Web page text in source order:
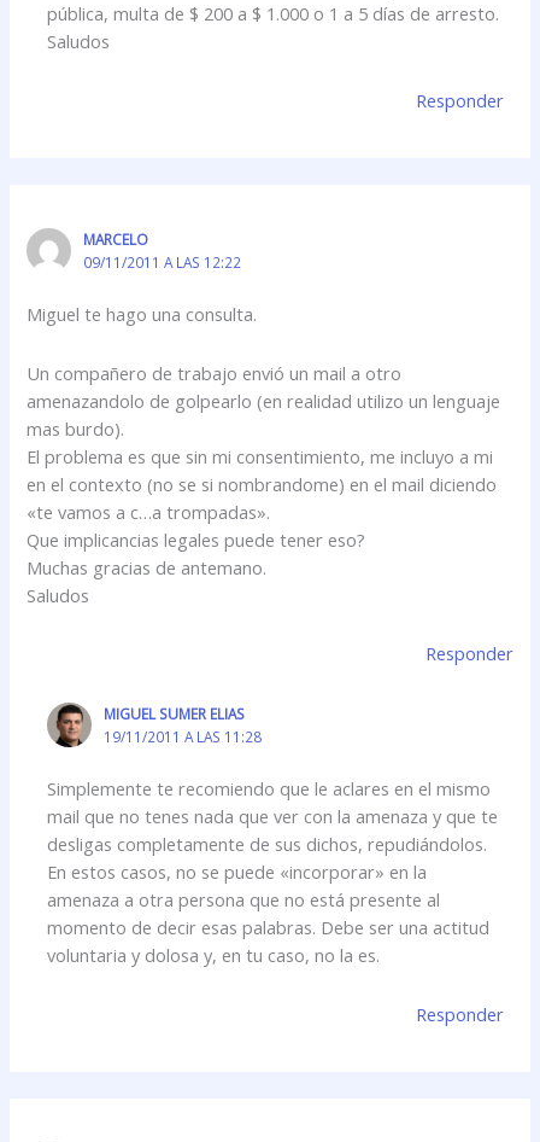
pública, multa de $ 200 a $ 1.000 o 1 a 5 días de arresto.
Saludos
Responder
MARCELO
09/11/2011 A LAS 12:22
Miguel te hago una consulta.
Un compañero de trabajo envió un mail a otro
amenazandolo de golpearlo (en realidad utilizo un lenguaje
mas burdo).
El problema es que sin mi consentimiento, me incluyo a mi
en el contexto (no se si nombrandome) en el mail diciendo
«te vamos a c…a trompadas».
Que implicancias legales puede tener eso?
Muchas gracias de antemano.
Saludos
Responder
MIGUEL SUMER ELIAS
19/11/2011 A LAS 11:28
Simplemente te recomiendo que le aclares en el mismo
mail que no tenes nada que ver con la amenaza y que te
desligas completamente de sus dichos, repudiándolos.
En estos casos, no se puede «incorporar» en la
amenaza a otra persona que no está presente al
momento de decir esas palabras. Debe ser una actitud
voluntaria y dolosa y, en tu caso, no la es.
Responder